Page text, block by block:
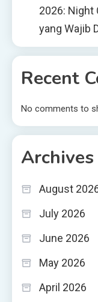
2026: Night
yang Wajib
Recent
No comments to
Archives
August
July 2026
June 2026
May 2026
April 2026